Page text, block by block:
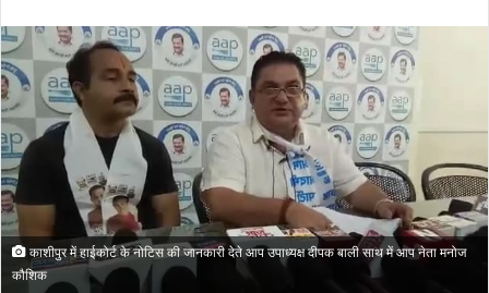
काशीपुर में हाईकोर्ट के नोटिस की जानकारी देते आप उपाध्यक्ष दीपक बाली साथ में आप नेता मनोज
कौशिक